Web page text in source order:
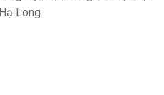
Long